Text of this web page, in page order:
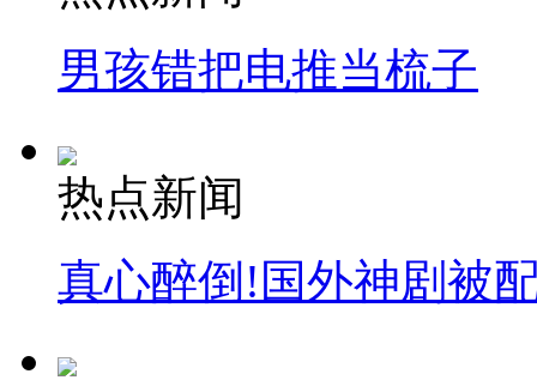
男孩错把电推当梳子
热点新闻
真心醉倒!国外神剧被